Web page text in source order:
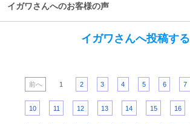
イガワさんへのお客様の声
イガワさんへ投稿する
前へ 1 2 3 4 5 6 7
10 11 12 13 14 15 16